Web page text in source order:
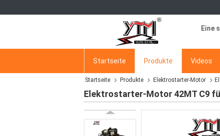
Eine
Startseite Produkte Videos
Startseite Produkte Elektrostarter-Motor
Elektrostarter-Motor 42MT C9 für